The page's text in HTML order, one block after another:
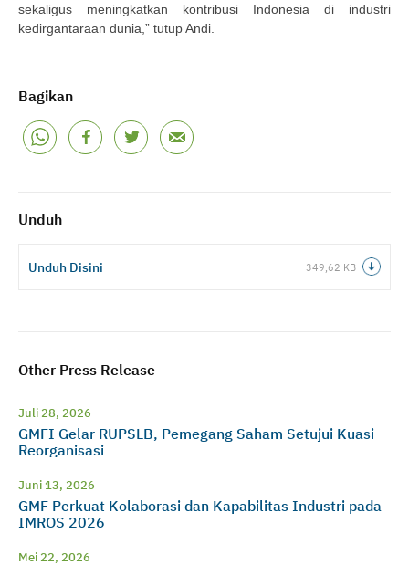
Bagikan
Unduh
Unduh Disini 349,62 KB
Other Press Release
Juli 28, 2026
GMFI Gelar RUPSLB, Pemegang Saham Setujui Kuasi
Reorganisasi
Juni 13, 2026
GMF Perkuat Kolaborasi dan Kapabilitas Industri pada
IMROS 2026
Mei 22, 2026
sekaligus meningkatkan kontribusi Indonesia di industri
kedirgantaraan dunia,” tutup Andi.